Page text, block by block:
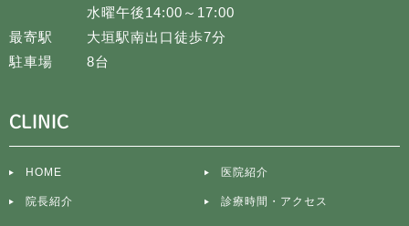
水曜午後14:00～17:00
最寄駅
大垣駅南出口徒歩7分
駐車場
8台
CLINIC
HOME 医院紹介
院長紹介 診療時間・アクセス